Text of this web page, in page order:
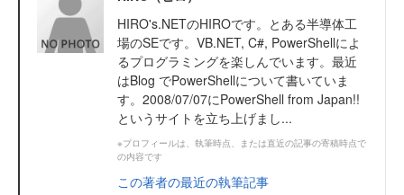
HIRO's.NETのHIROです。とある半導体工
場のSEです。VB.NET, C#, PowerShellによ
るプログラミングを楽しんでいます。最近
はBlog でPowerShellについて書いていま
す。2008/07/07にPowerShell from Japan!!
というサイトを立ち上げまし...
※プロフィールは、執筆時点、または直近の記事の寄稿時点で
の内容です
この著者の最近の執筆記事